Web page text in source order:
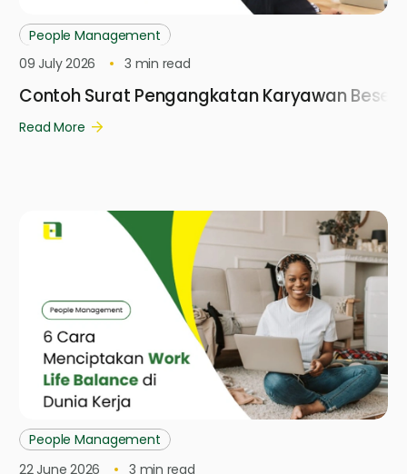
People Management
09 July 2026
3 min read
Contoh Surat Pengangkatan Karyawan
Read More
People Management
22 June 2026
3 min read